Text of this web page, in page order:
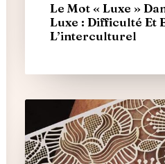
Le Mot « Luxe »
Luxe : Difficulté Et
L’interculturel